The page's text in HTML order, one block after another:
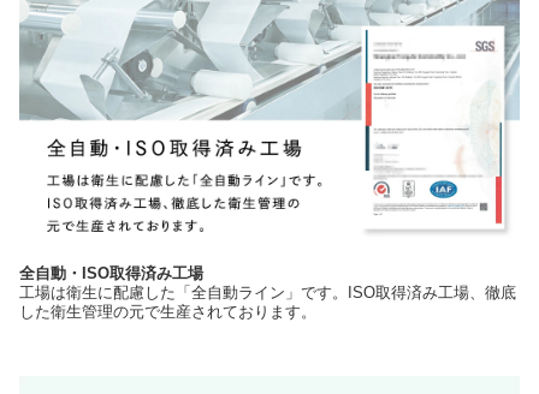
全自動・ISO取得済み工場
工場は衛生に配慮した「全自動ライン」です。ISO取得済み工場、徹底
した衛生管理の元で生産されております。